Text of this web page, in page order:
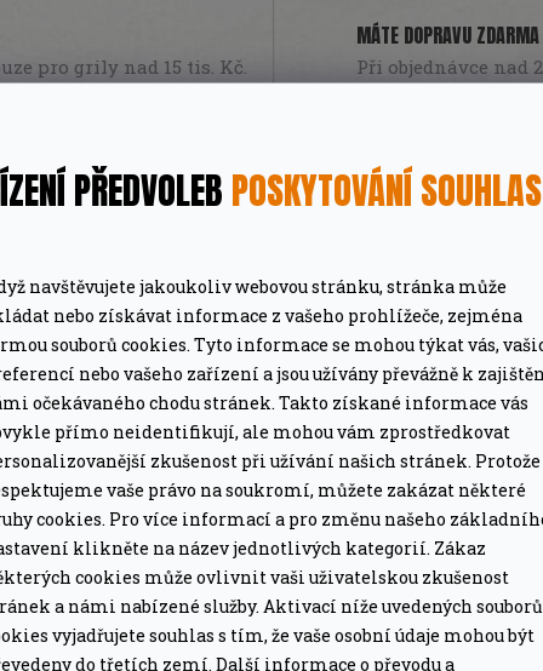
PŘEDVOLEBPOSKYTOVÁNÍ
navštěvujete jakoukoliv webovou stránku, stránka může
nebo získávat informace z vašeho prohlížeče, zejména
souborů cookies. Tyto informace se mohou týkat vás,
nebo vašeho zařízení a jsou užívány převážně k
očekávaného chodu stránek. Takto získané informace vás
přímo neidentifikují, ale mohou vám zprostředkovat
zkušenost při užívání našich stránek. Protože
vaše právo na soukromí, můžete zakázat některé
cookies. Pro více informací a pro změnu našeho
klikněte na název jednotlivých kategorií. Zákaz
cookies může ovlivnit vaši uživatelskou zkušenost
a námi nabízené služby. Aktivací níže uvedených souborů
vyjadřujete souhlas s tím, že vaše osobní údaje mohou být
do třetích zemí. Další informace o převodu a
pro grily nad 15 tis. Kč.
MÁTE DOPRAVU ZDARMA
Při objednávce nad
nákup jako dárek Poradíme online i
Z
D
A
R
M
A
ZDARMA
na dřevěné uhlí
Original Kettle 57
dotaz 4 379 Kč
DETAIL